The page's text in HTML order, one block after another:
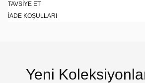
TAVSIYE ET
İADE KOŞULLARI
Yeni